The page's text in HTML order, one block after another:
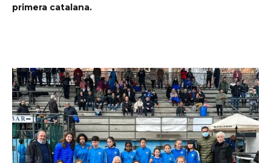
primera catalana.